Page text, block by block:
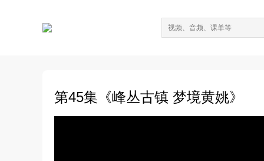
第45集《峰丛古镇 梦境黄姚》